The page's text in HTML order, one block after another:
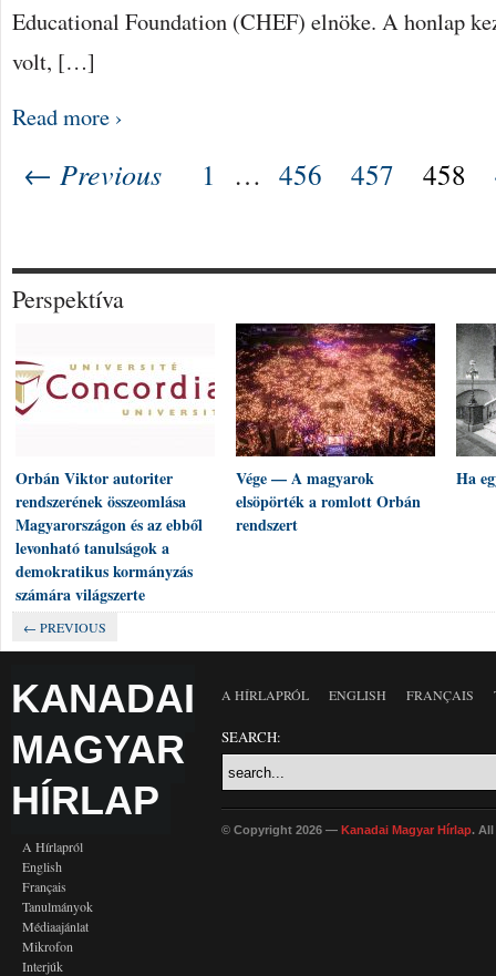
Educational Foundation (CHEF) elnöke. A honlap
volt, […]
Read more ›
← Previous 1 … 456 457 458
Perspektíva
Orbán Viktor autoriter
rendszerének összeomlása
Magyarországon és az ebből
levonható tanulságok a
demokratikus kormányzás
számára világszerte
Vége — A magyarok
elsöpörték a romlott Orbán
rendszert
Ha
← PREVIOUS
KANADAI
MAGYAR
HÍRLAP
A Hírlapról
English
Français
Tanulmányok
Médiaajánlat
Mikrofon
Interjúk
A HÍRLAPRÓL ENGLISH FRANÇAIS
SEARCH:
© Copyright 2026 — Kanadai Magyar Hírlap. All